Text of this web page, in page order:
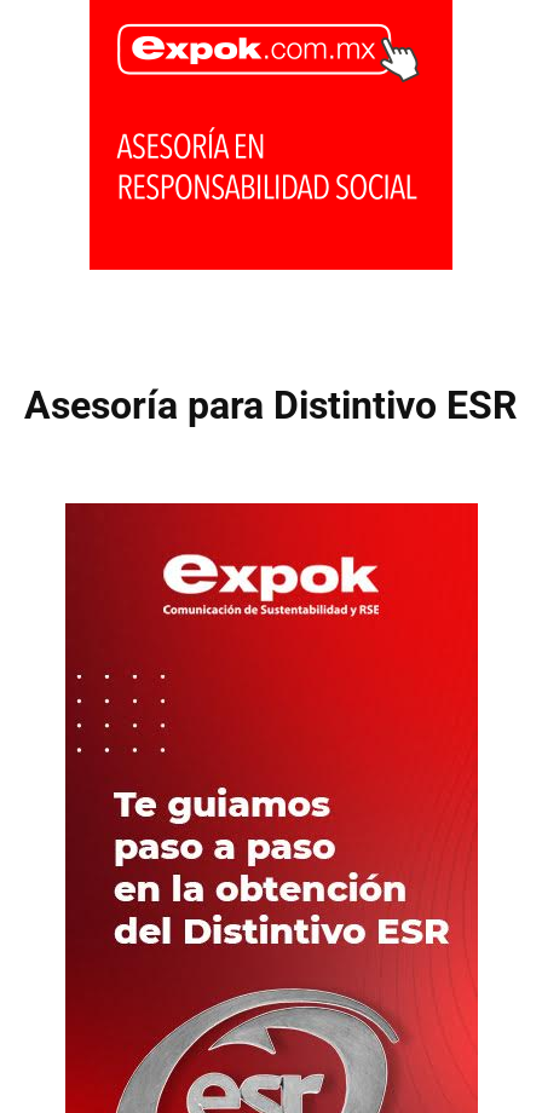
Asesoría para Distintivo ESR